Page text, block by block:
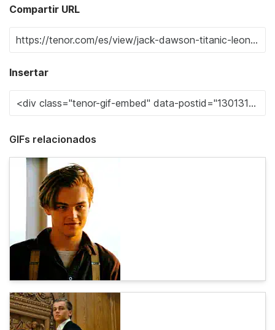
Compartir URL
Insertar
GIFs relacionados